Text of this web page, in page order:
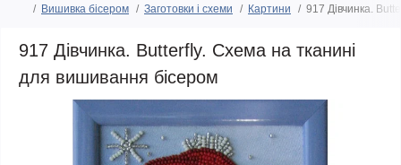
Вишивка бісером Заготовки і схеми Картини 917 Дівчинка.
917 Дівчинка. Butterfly. Схема на тканині
для вишивання бісером